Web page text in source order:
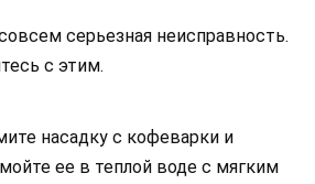
серьезная неисправность.
с этим.
насадку с кофеварки и
ее в теплой воде с мягким